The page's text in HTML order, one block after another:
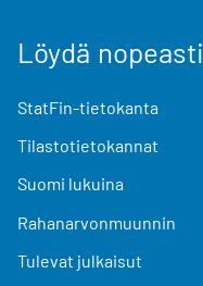
Löydä nopeasti
StatFin-tietokanta
Tilastotietokannat
Suomi lukuina
Rahanarvonmuunnin
Tulevat julkaisut